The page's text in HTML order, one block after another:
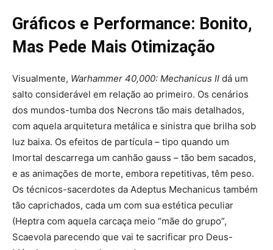
Gráficos e Performance: Bonito,
Mas Pede Mais Otimização
Visualmente, Warhammer 40,000: Mechanicus II dá um
salto considerável em relação ao primeiro. Os cenários
dos mundos-tumba dos Necrons tão mais detalhados,
com aquela arquitetura metálica e sinistra que brilha sob
luz baixa. Os efeitos de partícula – tipo quando um
Imortal descarrega um canhão gauss – tão bem sacados,
e as animações de morte, embora repetitivas, têm peso.
Os técnicos-sacerdotes da Adeptus Mechanicus também
tão caprichados, cada um com sua estética peculiar
(Heptra com aquela carcaça meio “mãe do grupo”,
Scaevola parecendo que vai te sacrificar pro Deus-